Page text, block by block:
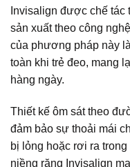
Invisalign được chế
sản xuất theo công
của phương pháp này
toàn khi trẻ đeo, mang
hàng ngày.
Thiết kế ôm sát theo
đảm bảo sự thoải mái
bị lỏng hoặc rơi ra
niềng răng Invisalign